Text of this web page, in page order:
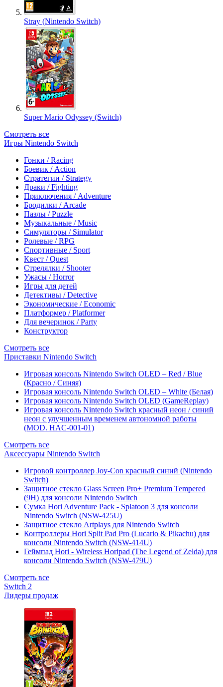
Stray (Nintendo Switch)
Super Mario Odyssey (Switch)
Смотреть все
Игры Nintendo Switch
Гонки / Racing
Боевик / Action
Стратегии / Strategy
Драки / Fighting
Приключения / Adventure
Бродилки / Arcade
Пазлы / Puzzle
Музыкальные / Music
Симуляторы / Simulator
Ролевые / RPG
Спортивные / Sport
Квест / Quest
Стрелялки / Shooter
Ужасы / Horror
Игры для детей
Детективы / Detective
Экономические / Economic
Платформер / Platformer
Для вечеринок / Party
Конструктор
Смотреть все
Приставки Nintendo Switch
Игровая консоль Nintendo Switch OLED – Red / Blue
(Красно / Синяя)
Игровая консоль Nintendo Switch OLED – White (Белая)
Игровая консоль Nintendo Switch OLED (GameReplay)
Игровая консоль Nintendo Switch красный неон / синий
неон с улучшенным временем автономной работы
(MOD. HAC-001-01)
Смотреть все
Аксессуары Nintendo Switch
Игровой контроллер Joy-Con красный синий (Nintendo
Switch)
Защитное стекло Glass Screen Pro+ Premium Tempered
(9H) для консоли Nintendo Switch
Сумка Hori Adventure Pack - Splatoon 3 для консоли
Nintendo Switch (NSW-425U)
Защитное стекло Artplays для Nintendo Switch
Контроллеры Hori Split Pad Pro (Lucario & Pikachu) для
консоли Nintendo Switch (NSW-414U)
Геймпад Hori - Wireless Horipad (The Legend of Zelda) для
консоли Nintendo Switch (NSW-479U)
Смотреть все
Switch 2
Лидеры продаж